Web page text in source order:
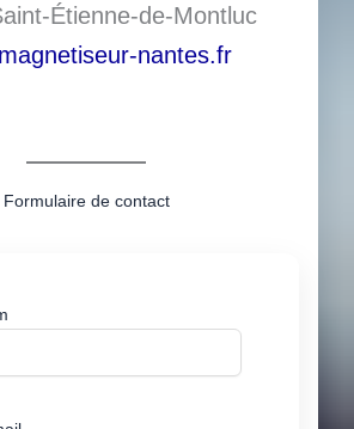
Étienne-de-Montluc
nantes.fr
Formulaire de contact